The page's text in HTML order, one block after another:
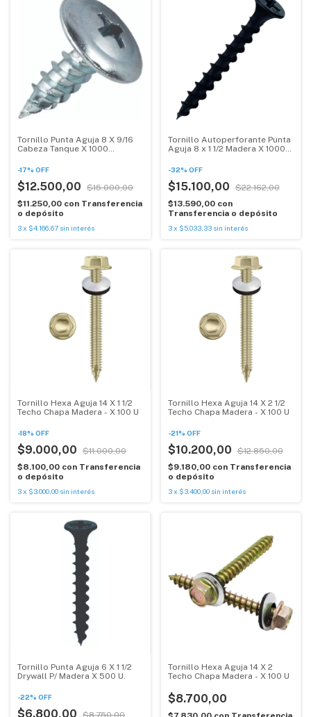
Tornillo Punta Aguja 8 X 9/16
Cabeza Tanque X 1000
-17% OFF
$12.500,00
$15.000,00
$11.250,00 con Transferencia
o depósito
3x $4.166,67 sin interés
Tornillo Autoperforante Punta
Aguja 8 x 1 1/2 Madera X 1000
-32% OFF
$15.100,00
$22.162,00
$13.590,00 con
Transferencia o depósito
3 x $5.033,33 sin interés
Tornillo Hexa Aguja 14 X 1 1/2
Techo Chapa Madera - X 100 U
-18% OFF
$9.000,00
$11.000,00
$8.100,00 con Transferencia
o depósito
3x $3.000,00 sin interés
Tornillo Hexa Aguja 14 X 2 1/2
Techo Chapa Madera - X 100 U
-21% OFF
$10.200,00
$12.850,00
$9.180,00 con Transferencia
o depósito
3 x $3.400,00 sin interés
Tornillo Punta Aguja 6 X 1 1/2
Drywall P/ Madera X 500 U.
-22% OFF
$6.800,00
$8.750,00
Tornillo Hexa Aguja 14 X 2
Techo Chapa Madera - X 100 U
$8.700,00